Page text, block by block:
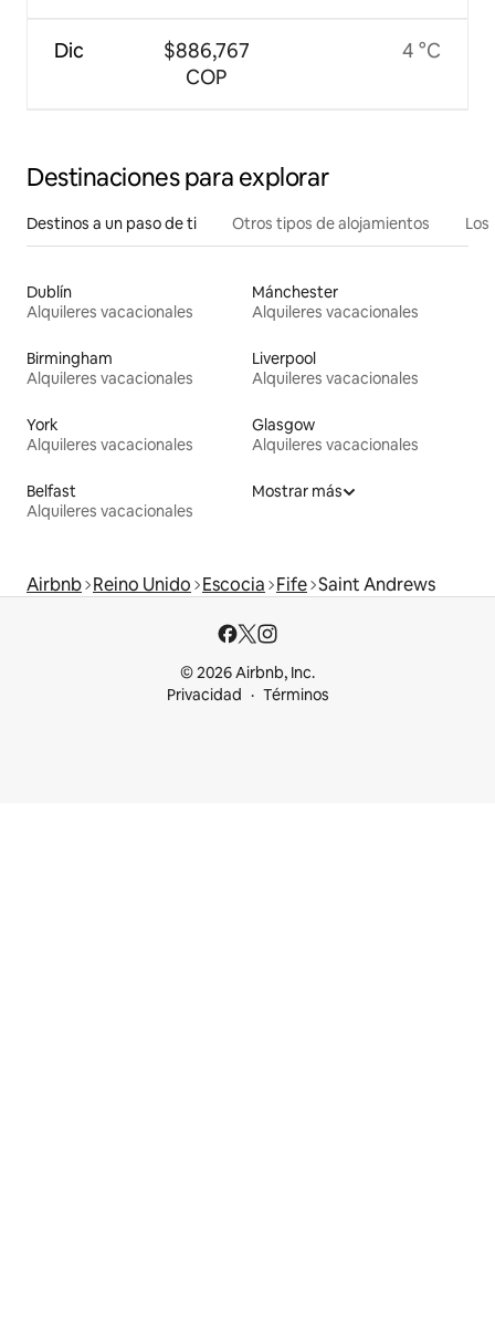
Dic
$886,767
COP
4 °C
Destinaciones para explorar
Destinos a un paso de ti Otros tipos de alojamientos
Dublín
Alquileres vacacionales
Mánchester
Alquileres vacacionales
Birmingham
Alquileres vacacionales
Liverpool
Alquileres vacacionales
York
Alquileres vacacionales
Glasgow
Alquileres vacacionales
Belfast
Alquileres vacacionales
Mostrar más
Airbnb Reino Unido Escocia Fife Saint Andrews
© 2026 Airbnb, Inc.
Privacidad
Términos